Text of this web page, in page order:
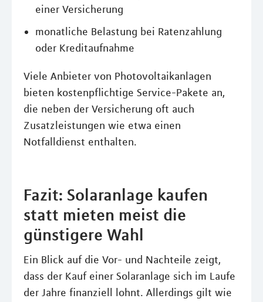
einer Versicherung
monatliche Belastung bei Ratenzahlung
oder Kreditaufnahme
Viele Anbieter von Photovoltaikanlagen
bieten kostenpflichtige Service-Pakete an,
die neben der Versicherung oft auch
Zusatzleistungen wie etwa einen
Notfalldienst enthalten.
Fazit: Solaranlage kaufen
statt mieten meist die
günstigere Wahl
Ein Blick auf die Vor- und Nachteile zeigt,
dass der Kauf einer Solaranlage sich im Laufe
der Jahre finanziell lohnt. Allerdings gilt wie